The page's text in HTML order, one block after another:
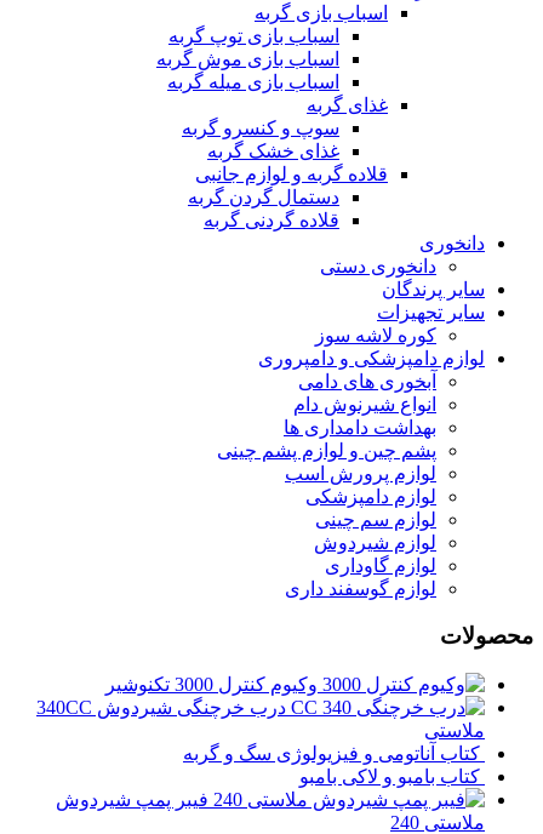
اسباب بازی گربه
اسباب بازی توپ گربه
اسباب بازی موش گربه
اسباب بازی میله گربه
غذای گربه
سوپ و کنسرو گربه
غذای خشک گربه
قلاده گربه و لوازم جانبی
دستمال گردن گربه
قلاده گردنی گربه
دانخوری
دانخوری دستی
سایر پرندگان
سایر تجهیزات
کوره لاشه سوز
لوازم دامپزشکی و دامپروری
آبخوری های دامی
انواع شیرنوش دام
بهداشت دامداری ها
پشم چین و لوازم پشم چینی
لوازم پرورش اسب
لوازم دامپزشکی
لوازم سم چینی
لوازم شیردوش
لوازم گاوداری
لوازم گوسفند داری
محصولات
وکیوم کنترل 3000 تکنوشیر
درب خرچنگی شیردوش 340CC
ملاستی
کتاب آناتومی و فیزیولوژی سگ و گربه
کتاب بامبو و لاکی بامبو
فیبر پمپ شیردوش
ملاستی 240